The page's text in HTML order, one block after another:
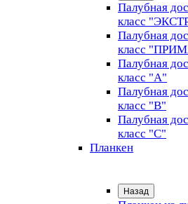
Палубная
класс
Палубная
класс
Палубная
класс "А"
Палубная
класс "B"
Палубная
класс "C"
Планкен
Назад